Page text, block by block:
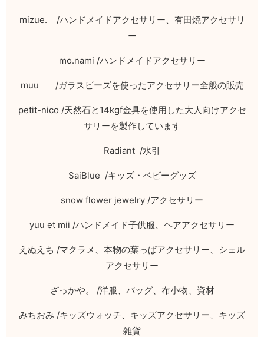
mizue. /ハンドメイドアクセサリー、有田焼アクセサリ
ー
mo.nami /ハンドメイドアクセサリー
muu /ガラスビーズを使ったアクセサリー全般の販売
petit-nico /天然石と 14kgf金具を使用した大人向けアクセ
サリーを製作しています
Radiant /水引
SaiBlue /キッズ・ベビーグッズ
snow flower jewelry /アクセサリー
yuu et mii /ハンドメイド子供服、ヘアアクセサリー
えぬえち /マクラメ、本物の葉っぱアクセサリー、シェル
アクセサリー
ざっかや。 /洋服、バッグ、布小物、資材
みちおみ /キッズウォッチ、キッズアクセサリー、キッズ
雑貨